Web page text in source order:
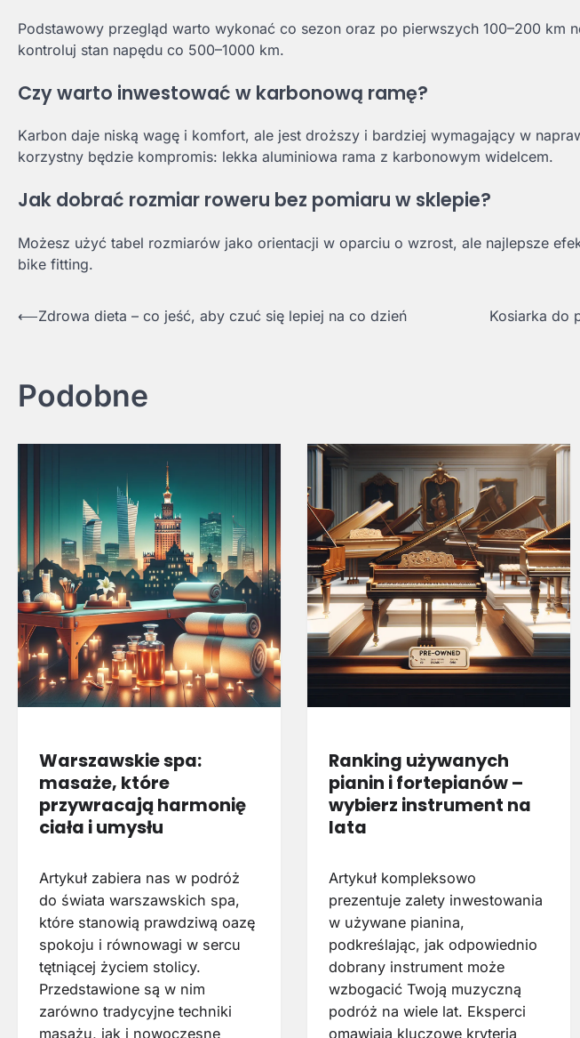
Podstawowy przegląd warto wykonać co sezon oraz po pierwszych 100–200 km
kontroluj stan napędu co 500–1000 km.
Czy warto inwestować w karbonową ramę?
Karbon daje niską wagę i komfort, ale jest droższy i bardziej wymagający w
korzystny będzie kompromis: lekka aluminiowa rama z karbonowym widelcem.
Jak dobrać rozmiar roweru bez pomiaru w sklepie?
Możesz użyć tabel rozmiarów jako orientacji w oparciu o wzrost, ale najlepsze
bike fitting.
Nawigacja
⟵Zdrowa dieta – co jeść, aby czuć się lepiej na co dzień
Kosiarka do
Podobne
Warszawskie spa:
masaże, które
przywracają harmonię
ciała i umysłu
Artykuł zabiera nas w podróż
do świata warszawskich spa,
które stanowią prawdziwą oazę
spokoju i równowagi w sercu
tętniącej życiem stolicy.
Przedstawione są w nim
zarówno tradycyjne techniki
masażu, jak i nowoczesne
Ranking używanych
pianin i fortepianów –
wybierz instrument na
lata
Artykuł kompleksowo
prezentuje zalety inwestowania
w używane pianina,
podkreślając, jak odpowiednio
dobrany instrument może
wzbogacić Twoją muzyczną
podróż na wiele lat. Eksperci
omawiają kluczowe kryteria